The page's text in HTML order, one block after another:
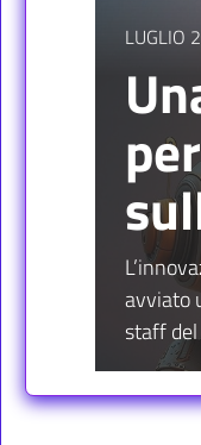
LUGLIO
avviato
staff